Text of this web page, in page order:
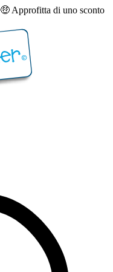
🤑 Approfitta di uno sconto